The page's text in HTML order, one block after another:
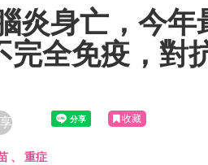
炎身亡，今年
完全免疫，對
收藏
、重症